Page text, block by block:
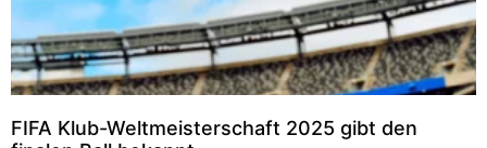
FIFA Klub-Weltmeisterschaft 2025 gibt den